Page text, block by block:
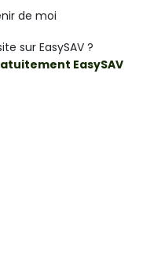
de moi
sur EasySAV ?
EasySAV